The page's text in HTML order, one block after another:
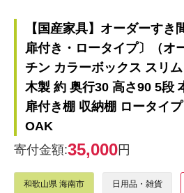
【国産家具】オーダーすき
扉付き・ロータイプ〕（オ
チン カラーボックス スリ
木製 約 奥行30 高さ90 5段
扉付き棚 収納棚 ロータイ
OAK
寄付金額:35,000円
和歌山県 海南市 日用品・雑貨